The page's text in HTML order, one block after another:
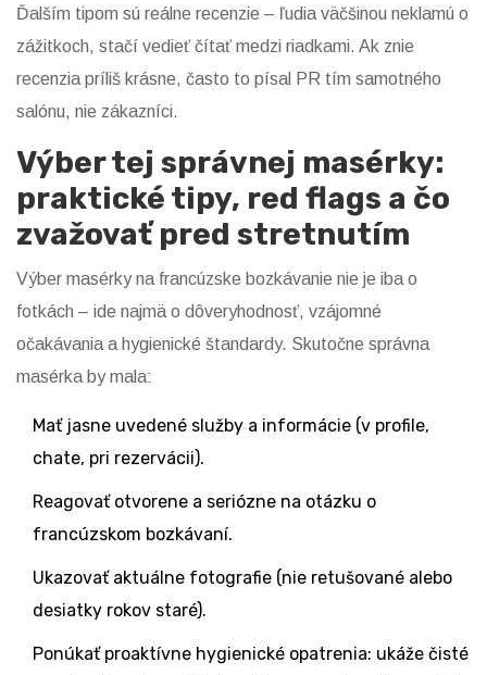
Ďalším tipom sú reálne recenzie – ľudia väčšinou neklamú o
zážitkoch, stačí vedieť čítať medzi riadkami. Ak znie
recenzia príliš krásne, často to písal PR tím samotného
salónu, nie zákazníci.
Výber tej správnej masérky:
praktické tipy, red flags a čo
zvažovať pred stretnutím
Výber masérky na francúzske bozkávanie nie je iba o
fotkách – ide najmä o dôveryhodnosť, vzájomné
očakávania a hygienické štandardy. Skutočne správna
masérka by mala:
Mať jasne uvedené služby a informácie (v profile,
chate, pri rezervácii).
Reagovať otvorene a seriózne na otázku o
francúzskom bozkávaní.
Ukazovať aktuálne fotografie (nie retušované alebo
desiatky rokov staré).
Ponúkať proaktívne hygienické opatrenia: ukáže čisté